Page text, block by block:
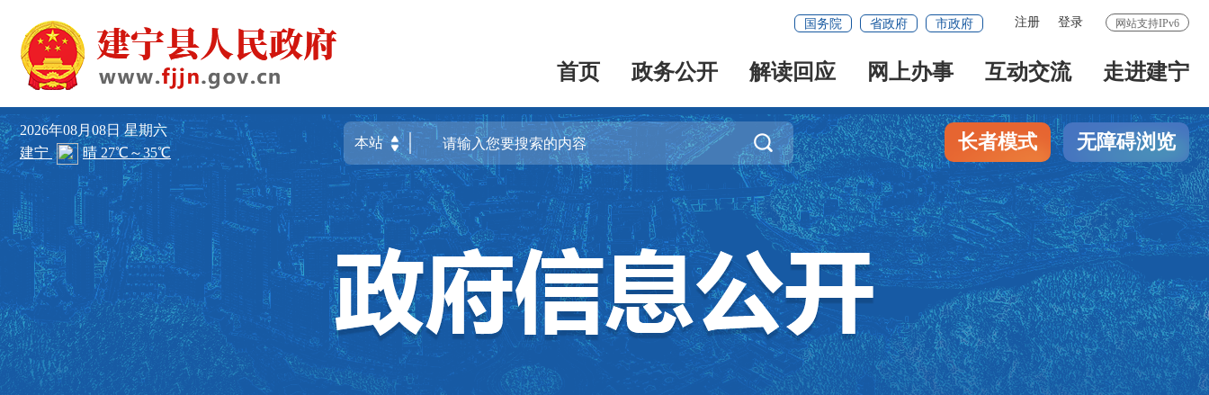
网站支持IPv6
注册 登录
国务院 省政府 市政府
首页 政务公开 解读回应 网上办事 互动交流 走进建宁
2026年08月08日星期六
 长者模式 无障碍浏览